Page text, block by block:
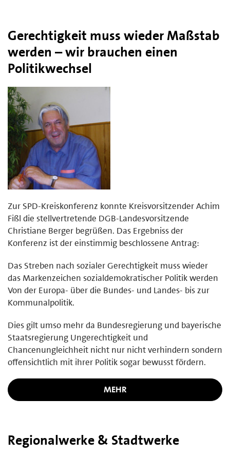
Gerechtigkeit muss wieder Maßstab
werden – wir brauchen einen
Politikwechsel
Zur SPD-Kreiskonferenz konnte Kreisvorsitzender Achim
Fißl die stellvertretende DGB-Landesvorsitzende
Christiane Berger begrüßen. Das Ergebniss der
Konferenz ist der einstimmig beschlossene Antrag:
Das Streben nach sozialer Gerechtigkeit muss wieder
das Markenzeichen sozialdemokratischer Politik werden
Von der Europa- über die Bundes- und Landes- bis zur
Kommunalpolitik.
Dies gilt umso mehr da Bundesregierung und bayerische
Staatsregierung Ungerechtigkeit und
Chancenungleichheit nicht nur nicht verhindern sondern
offensichtlich mit ihrer Politik sogar bewusst fördern.
MEHR
Regionalwerke & Stadtwerke